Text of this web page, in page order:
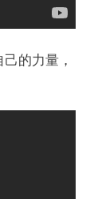
的力量，